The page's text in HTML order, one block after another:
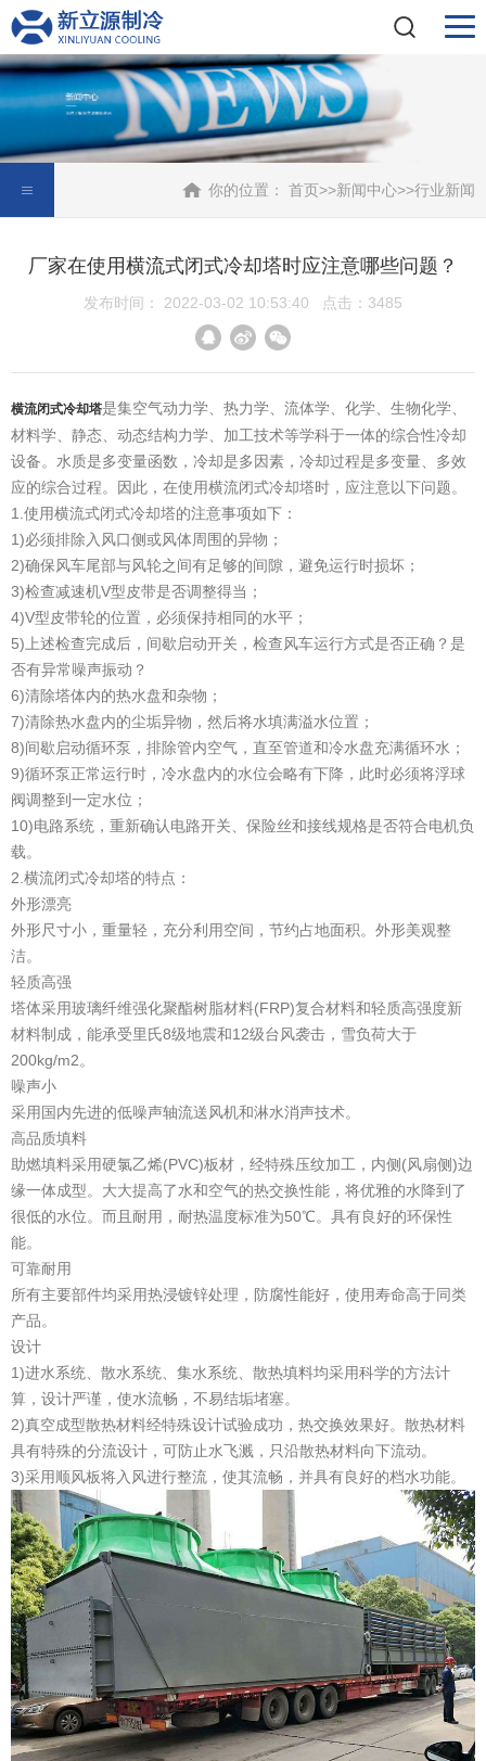
你的位置： 首页>>新闻中心>>行业新闻
厂家在使用横流式闭式冷却塔时应注意哪些问题？
发布时间： 2022-03-02 10:53:40 点击：3485
横流闭式冷却塔是集空气动力学、热力学、流体学、化学、生物化学、
材料学、静态、动态结构力学、加工技术等学科于一体的综合性冷却
设备。水质是多变量函数，冷却是多因素，冷却过程是多变量、多效
应的综合过程。因此，在使用横流闭式冷却塔时，应注意以下问题。
1.使用横流式闭式冷却塔的注意事项如下：
1)必须排除入风口侧或风体周围的异物；
2)确保风车尾部与风轮之间有足够的间隙，避免运行时损坏；
3)检查减速机V型皮带是否调整得当；
4)V型皮带轮的位置，必须保持相同的水平；
5)上述检查完成后，间歇启动开关，检查风车运行方式是否正确？是
否有异常噪声振动？
6)清除塔体内的热水盘和杂物；
7)清除热水盘内的尘垢异物，然后将水填满溢水位置；
8)间歇启动循环泵，排除管内空气，直至管道和冷水盘充满循环水；
9)循环泵正常运行时，冷水盘内的水位会略有下降，此时必须将浮球
阀调整到一定水位；
10)电路系统，重新确认电路开关、保险丝和接线规格是否符合电机负
载。
2.横流闭式冷却塔的特点：
外形漂亮
外形尺寸小，重量轻，充分利用空间，节约占地面积。外形美观整
洁。
轻质高强
塔体采用玻璃纤维强化聚酯树脂材料(FRP)复合材料和轻质高强度新
材料制成，能承受里氏8级地震和12级台风袭击，雪负荷大于
200kg/m2。
噪声小
采用国内先进的低噪声轴流送风机和淋水消声技术。
高品质填料
助燃填料采用硬氯乙烯(PVC)板材，经特殊压纹加工，内侧(风扇侧)边
缘一体成型。大大提高了水和空气的热交换性能，将优雅的水降到了
很低的水位。而且耐用，耐热温度标准为50℃。具有良好的环保性
能。
可靠耐用
所有主要部件均采用热浸镀锌处理，防腐性能好，使用寿命高于同类
产品。
设计
1)进水系统、散水系统、集水系统、散热填料均采用科学的方法计
算，设计严谨，使水流畅，不易结垢堵塞。
2)真空成型散热材料经特殊设计试验成功，热交换效果好。散热材料
具有特殊的分流设计，可防止水飞溅，只沿散热材料向下流动。
3)采用顺风板将入风进行整流，使其流畅，并具有良好的档水功能。